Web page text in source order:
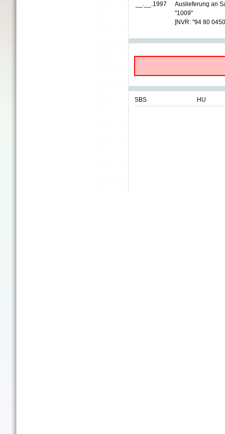
__.__.1997
Auslieferung an
"1009"
[NVR: "94 80
SBS HU